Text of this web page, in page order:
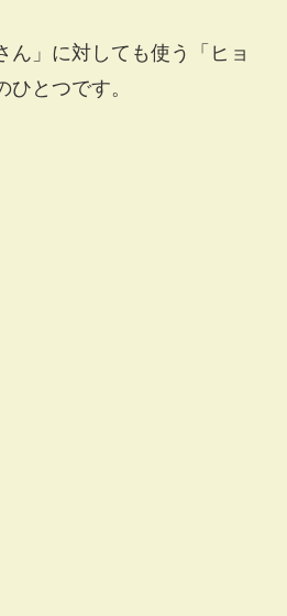
ん」に対しても使う「ヒョ
とつです。